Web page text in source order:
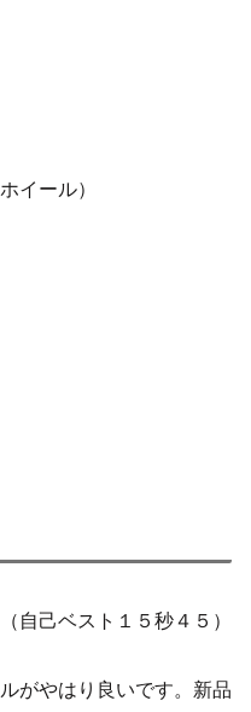
イール）
己ベスト１５秒４５）
がやはり良いです。新品